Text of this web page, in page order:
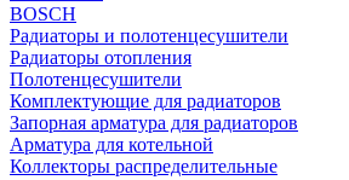
BOSCH
Радиаторы и полотенцесушители
Радиаторы отопления
Полотенцесушители
Комплектующие для радиаторов
Запорная арматура для радиаторов
Арматура для котельной
Коллекторы распределительные